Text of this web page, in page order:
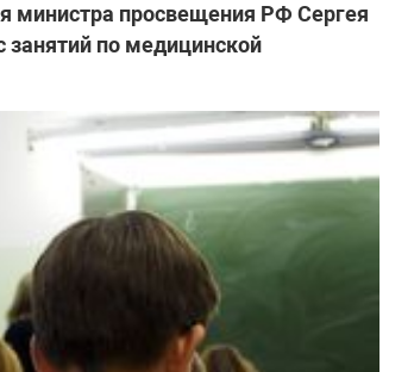
министра просвещения РФ Сергея
по медицинской